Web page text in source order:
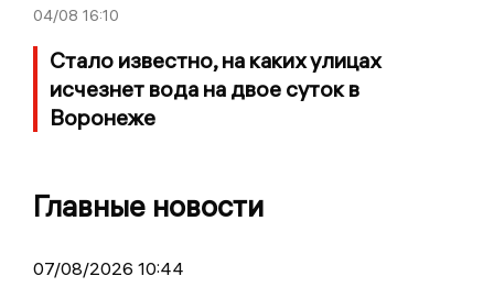
04/08 16:10
Стало известно, на каких улицах
исчезнет вода на двое суток в
Воронеже
Главные новости
07/08/2026 10:44